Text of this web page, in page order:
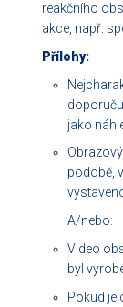
reakčního
akce, např.
Přílohy:
jako
podobě,
A/nebo:
Video
byl
Pokud je